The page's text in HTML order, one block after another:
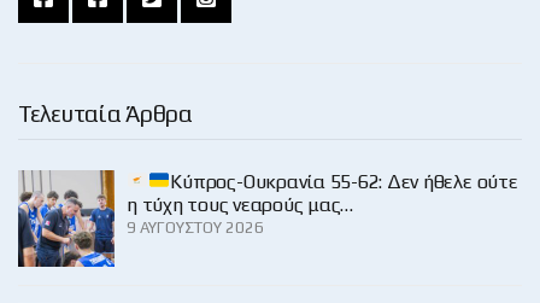
Τελευταία Άρθρα
Κύπρος-Ουκρανία 55-62: Δεν ήθελε ούτε
η τύχη τους νεαρούς μας…
9 ΑΥΓΟΎΣΤΟΥ 2026